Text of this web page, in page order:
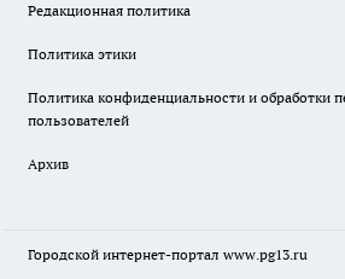
Редакционная политика
Политика этики
Политика конфиденциальности и обработки
пользователей
Архив
Городской интернет-портал www.pg13.ru